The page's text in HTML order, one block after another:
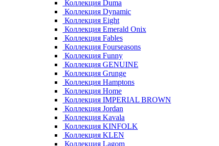
Коллекция Duma
Коллекция Dynamic
Коллекция Eight
Коллекция Emerald Onix
Коллекция Fables
Коллекция Fourseasons
Коллекция Funny
Коллекция GENUINE
Коллекция Grunge
Коллекция Hamptons
Коллекция Home
Коллекция IMPERIAL BROWN
Коллекция Jordan
Коллекция Kavala
Коллекция KINFOLK
Коллекция KLEN
Коллекция Lagom